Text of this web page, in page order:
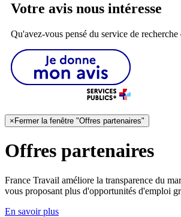
Votre avis nous intéresse
Qu'avez-vous pensé du service de recherche
× Fermer la fenêtre "Offres partenaires"
Offres partenaires
France Travail améliore la transparence du
vous proposant plus d'opportunités d'emploi
En savoir plus